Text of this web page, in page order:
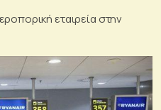
εταιρεία στην